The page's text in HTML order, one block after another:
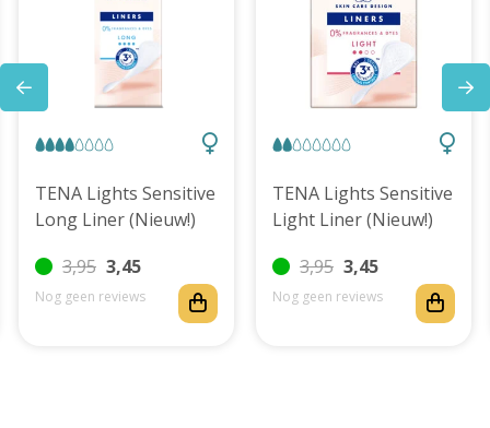
TENA Lights Sensitive
Long Liner (Nieuw!)
3,95 3,45
Nog geen reviews
TENA Lights Sensitive
Light Liner (Nieuw!)
3,95 3,45
Nog geen reviews